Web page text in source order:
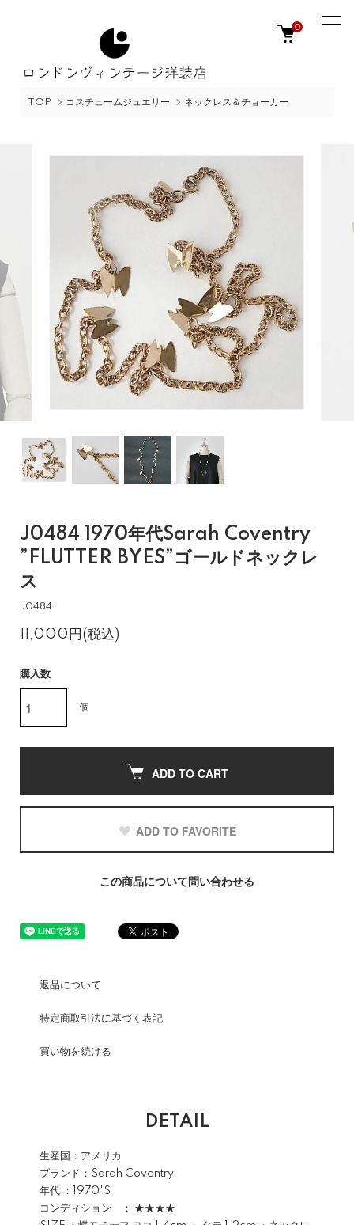
0
TOP コスチュームジュエリー ネックレス＆チョーカー
J0484 1970年代Sarah Coventry
”FLUTTER BYES”ゴールドネックレ
ス
J0484
11,000円(税込)
購入数
個
ADD TO CART
ADD TO FAVORITE
この商品について問い合わせる
返品について
特定商取引法に基づく表記
買い物を続ける
DETAIL
生産国：アメリカ
ブランド： Sarah Coventry
年代 ：1970'S
コンディション ： ★★★★